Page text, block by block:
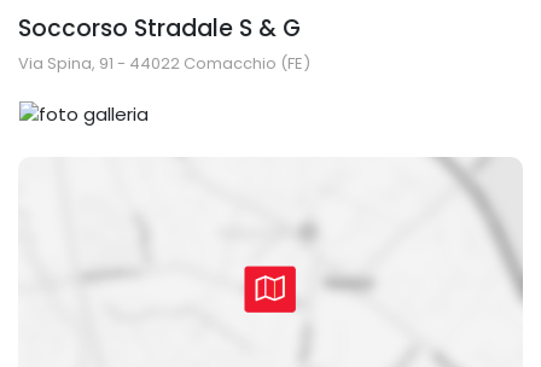
Soccorso Stradale S & G
Via Spina, 91 - 44022 Comacchio (FE)